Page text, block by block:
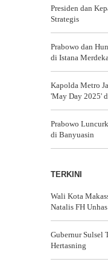
Presiden dan
Strategis
Prabowo dan
di Istana
Kapolda Metro
'May Day 2025'
Prabowo
di Banyuasin
TERKINI
Wali Kota
Natalis FH Unhas
Gubernur Sulsel
Hertasning